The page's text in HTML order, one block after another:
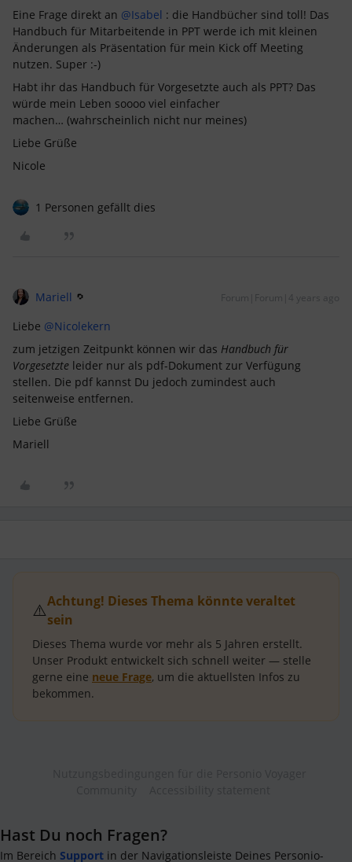
Eine Frage direkt an @Isabel : die Handbücher sind toll! Das
Handbuch für Mitarbeitende in PPT werde ich mit kleinen
Änderungen als Präsentation für mein Kick off Meeting
nutzen. Super :-)
Habt ihr das Handbuch für Vorgesetzte auch als PPT? Das
würde mein Leben soooo viel einfacher
machen… (wahrscheinlich nicht nur meines)
Liebe Grüße
Nicole
1 Personen gefällt dies
Mariell Forum|Forum|4 years ago
Liebe @Nicolekern
zum jetzigen Zeitpunkt können wir das Handbuch für
Vorgesetzte leider nur als pdf-Dokument zur Verfügung
stellen. Die pdf kannst Du jedoch zumindest auch
seitenweise entfernen.
Liebe Grüße
Mariell
⚠️Achtung! Dieses Thema könnte veraltet
sein
Dieses Thema wurde vor mehr als 5 Jahren erstellt.
Unser Produkt entwickelt sich schnell weiter — stelle
gerne eine neue Frage, um die aktuellsten Infos zu
bekommen.
Hast Du noch Fragen?
Im Bereich Support in der Navigationsleiste Deines Personio-